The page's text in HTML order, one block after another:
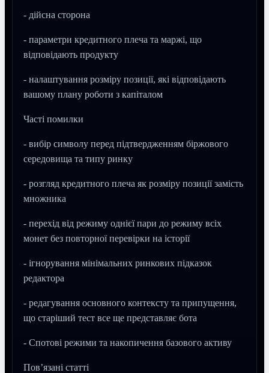
- дійсна сторона
- параметри кредитного плеча та маржі, що
відповідають продукту
- налаштування розміру позиції, які відповідають
вашому плану роботи з капіталом
Часті помилки
- вибір символу перед підтвердженням біржового
середовища та типу ринку
- розгляд кредитного плеча як розміру позиції замість
множника
- перехід від режиму однієї пари до режиму всіх
монет без повторної перевірки на історії
- ігнорування мінімальних ринкових підказок
редактора
- редагування основного контексту та припущення,
що старіший тест все ще представляє бота
- Спотові режими та накопичення базового активу
Пов’язані статті